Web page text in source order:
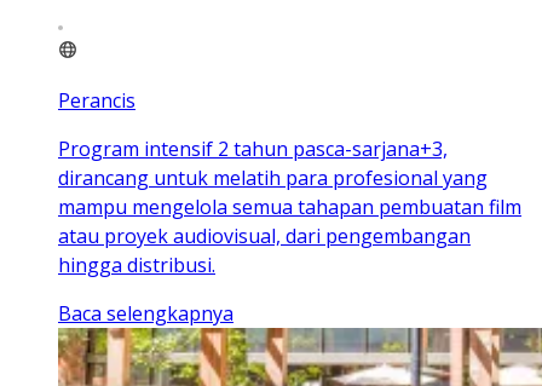
Perancis
Program intensif 2 tahun pasca-sarjana+3,
dirancang untuk melatih para profesional yang
mampu mengelola semua tahapan pembuatan film
atau proyek audiovisual, dari pengembangan
hingga distribusi.
Baca selengkapnya